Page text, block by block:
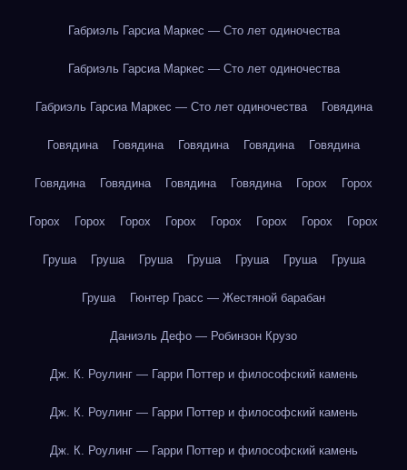
Габриэль Гарсиа Маркес — Сто лет одиночества
Габриэль Гарсиа Маркес — Сто лет одиночества
Габриэль Гарсиа Маркес — Сто лет одиночества Говядина
Говядина Говядина Говядина Говядина Говядина
Говядина Говядина Говядина Говядина Горох Горох
Горох Горох Горох Горох Горох Горох Горох Горох
Груша Груша Груша Груша Груша Груша Груша
Груша Гюнтер Грасс — Жестяной барабан
Даниэль Дефо — Робинзон Крузо
Дж. К. Роулинг — Гарри Поттер и философский камень
Дж. К. Роулинг — Гарри Поттер и философский камень
Дж. К. Роулинг — Гарри Поттер и философский камень